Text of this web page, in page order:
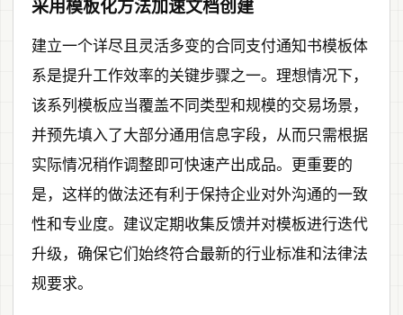
采用模板化方法加速文档创建
建立一个详尽且灵活多变的合同支付通知书模板体
系是提升工作效率的关键步骤之一。理想情况下，
该系列模板应当覆盖不同类型和规模的交易场景，
并预先填入了大部分通用信息字段，从而只需根据
实际情况稍作调整即可快速产出成品。更重要的
是，这样的做法还有利于保持企业对外沟通的一致
性和专业度。建议定期收集反馈并对模板进行迭代
升级，确保它们始终符合最新的行业标准和法律法
规要求。